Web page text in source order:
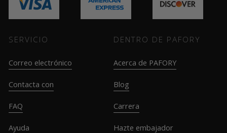
SERVICIO
Correo electrónico
Contacta con
FAQ
Ayuda
DENTRO DE PAFORY
Acerca de PAFORY
Blog
Carrera
Hazte embajador